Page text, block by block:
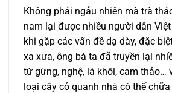
Không phải ngẫu nhiên mà trà
nam lại được nhiều người dân
khi gặp các vấn đề dạ dày, đặc
xa xưa, ông bà ta đã truyền lại
từ gừng, nghệ, lá khôi, cam thảo…
loại cây cỏ quanh nhà có thể